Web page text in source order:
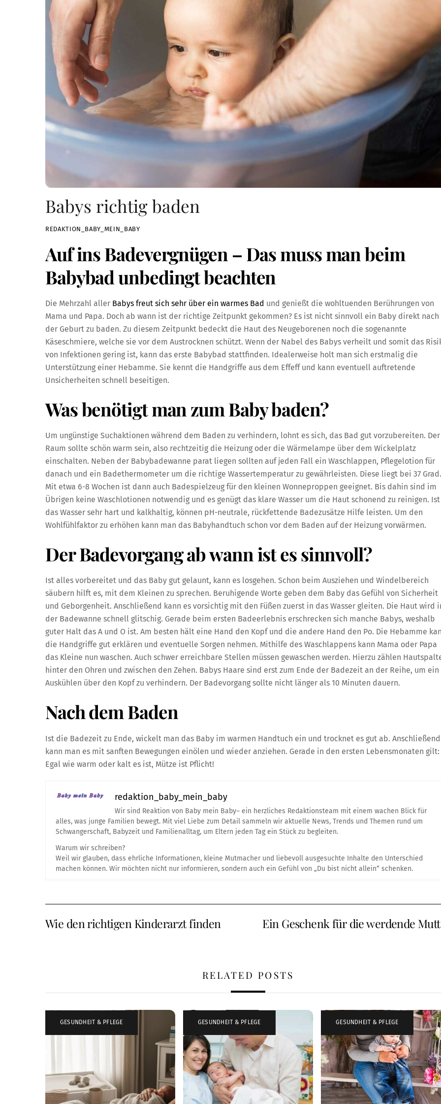
Babys richtig baden
REDAKTION_BABY_MEIN_BABY
Auf ins Badevergnügen – Das muss man beim
Babybad unbedingt beachten
Die Mehrzahl aller Babys freut sich sehr über ein warmes Bad und genießt die wohltuenden Berührungen von
Mama und Papa. Doch ab wann ist der richtige Zeitpunkt gekommen? Es ist nicht sinnvoll ein Baby direkt nach
der Geburt zu baden. Zu diesem Zeitpunkt bedeckt die Haut des Neugeborenen noch die sogenannte
Käseschmiere, welche sie vor dem Austrocknen schützt. Wenn der Nabel des Babys verheilt und somit das
von Infektionen gering ist, kann das erste Babybad stattfinden. Idealerweise holt man sich erstmalig die
Unterstützung einer Hebamme. Sie kennt die Handgriffe aus dem Effeff und kann eventuell auftretende
Unsicherheiten schnell beseitigen.
Was benötigt man zum Baby baden?
Um ungünstige Suchaktionen während dem Baden zu verhindern, lohnt es sich, das Bad gut vorzubereiten. Der
Raum sollte schön warm sein, also rechtzeitig die Heizung oder die Wärmelampe über dem Wickelplatz
einschalten. Neben der Babybadewanne parat liegen sollten auf jeden Fall ein Waschlappen, Pflegelotion für
danach und ein Badethermometer um die richtige Wassertemperatur zu gewährleisten. Diese liegt bei 37 Grad.
Mit etwa 6-8 Wochen ist dann auch Badespielzeug für den kleinen Wonneproppen geeignet. Bis dahin sind im
Übrigen keine Waschlotionen notwendig und es genügt das klare Wasser um die Haut schonend zu reinigen. Ist
das Wasser sehr hart und kalkhaltig, können pH-neutrale, rückfettende Badezusätze Hilfe leisten. Um den
Wohlfühlfaktor zu erhöhen kann man das Babyhandtuch schon vor dem Baden auf der Heizung vorwärmen.
Der Badevorgang ab wann ist es sinnvoll?
Ist alles vorbereitet und das Baby gut gelaunt, kann es losgehen. Schon beim Ausziehen und Windelbereich
säubern hilft es, mit dem Kleinen zu sprechen. Beruhigende Worte geben dem Baby das Gefühl von Sicherheit
und Geborgenheit. Anschließend kann es vorsichtig mit den Füßen zuerst in das Wasser gleiten. Die Haut wird
der Badewanne schnell glitschig. Gerade beim ersten Badeerlebnis erschrecken sich manche Babys, weshalb
guter Halt das A und O ist. Am besten hält eine Hand den Kopf und die andere Hand den Po. Die Hebamme
die Handgriffe gut erklären und eventuelle Sorgen nehmen. Mithilfe des Waschlappens kann Mama oder Papa
das Kleine nun waschen. Auch schwer erreichbare Stellen müssen gewaschen werden. Hierzu zählen
hinter den Ohren und zwischen den Zehen. Babys Haare sind erst zum Ende der Badezeit an der Reihe, um ein
Auskühlen über den Kopf zu verhindern. Der Badevorgang sollte nicht länger als 10 Minuten dauern.
Nach dem Baden
Ist die Badezeit zu Ende, wickelt man das Baby im warmen Handtuch ein und trocknet es gut ab. Anschließend
kann man es mit sanften Bewegungen einölen und wieder anziehen. Gerade in den ersten Lebensmonaten gilt:
Egal wie warm oder kalt es ist, Mütze ist Pflicht!
redaktion_baby_mein_baby
Wir sind Reaktion von Baby mein Baby– ein herzliches Redaktionsteam mit einem wachen Blick für
alles, was junge Familien bewegt. Mit viel Liebe zum Detail sammeln wir aktuelle News, Trends und Themen rund um
Schwangerschaft, Babyzeit und Familienalltag, um Eltern jeden Tag ein Stück zu begleiten.
Warum wir schreiben?
Weil wir glauben, dass ehrliche Informationen, kleine Mutmacher und liebevoll ausgesuchte Inhalte den Unterschied
machen können. Wir möchten nicht nur informieren, sondern auch ein Gefühl von „Du bist nicht allein“ schenken.
Wie den richtigen Kinderarzt finden Ein Geschenk für die werdende
RELATED POSTS
GESUNDHEIT & PFLEGE GESUNDHEIT & PFLEGE GESUNDHEIT & PFLEGE